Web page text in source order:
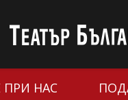
ПРИ НАС